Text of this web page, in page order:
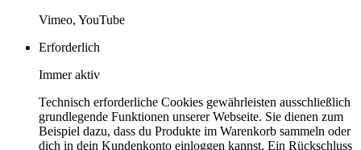
Vimeo, YouTube
Erforderlich
Immer aktiv
Technisch erforderliche Cookies gewährleisten ausschließlich
grundlegende Funktionen unserer Webseite. Sie dienen zum
Beispiel dazu, dass du Produkte im Warenkorb sammeln oder
dich in dein Kundenkonto einloggen kannst. Ein Rückschluss